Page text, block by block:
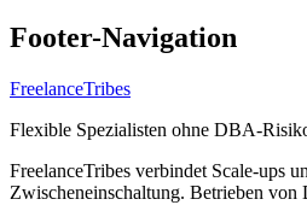
Footer-Navigation
FreelanceTribes
Flexible Spezialisten ohne DBA-
FreelanceTribes verbindet Scale-ups
Zwischeneinschaltung. Betrieben